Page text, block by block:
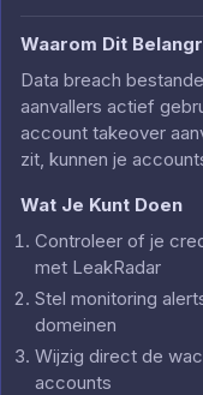
Waarom Dit
Data breach
aanvallers actief
account takeover
zit, kunnen je
Wat Je Kunt Doen
Controleer of je
met LeakRadar
Stel monitoring
domeinen
Wijzig direct de
accounts